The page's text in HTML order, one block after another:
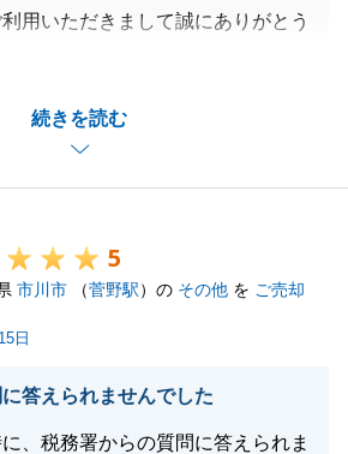
続きを読む
用いただきまして誠にありがとう
なこともありご心配をお掛けして
すが、ご満足いただけ何よりでご
せ。
くお願い申し上げます。
閉じる
5
市川市 （菅野駅）の その他 を ご売却
日
答えられませんでした
、税務署からの質問に答えられま